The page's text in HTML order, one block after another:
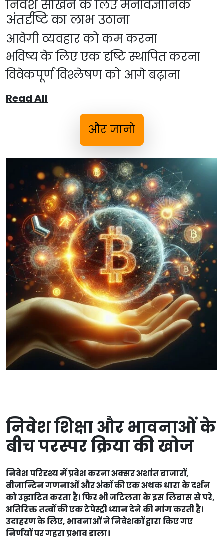
निवेश सीखने के लिए मनोवैज्ञानिक
अंतर्दृष्टि का लाभ उठाना
आवेगी व्यवहार को कम करना
भविष्य के लिए एक दृष्टि स्थापित करना
विवेकपूर्ण विश्लेषण को आगे बढ़ाना
Read All
और जानो
निवेश शिक्षा और भावनाओं के
बीच परस्पर क्रिया की खोज
निवेश परिदृश्य में प्रवेश करना अक्सर अशांत बाजारों,
बीजान्टिन गणनाओं और अंकों की एक अथक धारा के दर्शन
को उद्घाटित करता है। फिर भी जटिलता के इस लिबास से परे,
अतिरिक्त तत्वों की एक टेपेस्ट्री ध्यान देने की मांग करती है।
उदाहरण के लिए, भावनाओं ने निवेशकों द्वारा किए गए
निर्णयों पर गहरा प्रभाव डाला।